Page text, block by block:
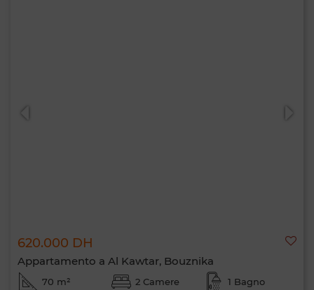
620.000 DH
Appartamento a Al Kawtar, Bouznika
70 m² 2 Camere 1 Bagno